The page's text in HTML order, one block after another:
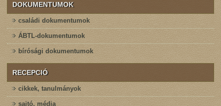
DOKUMENTUMOK
családi dokumentumok
ÁBTL-dokumentumok
bírósági dokumentumok
RECEPCIÓ
cikkek, tanulmányok
sajtó, média